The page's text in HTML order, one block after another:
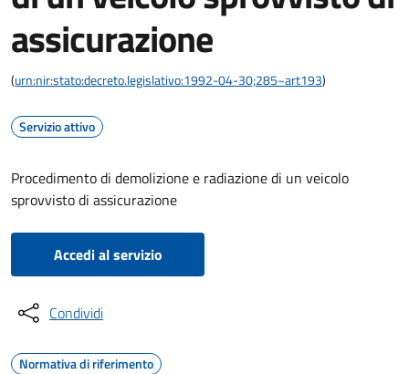
assicurazione
(urn:nir:stato:decreto.legislativo:1992-04-30;285~art193)
Servizio attivo
Procedimento di demolizione e radiazione di un veicolo
sprovvisto di assicurazione
Accedi al servizio
Condividi
Normativa di riferimento